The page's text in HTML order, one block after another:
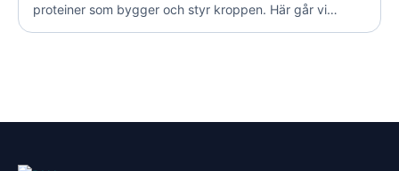
proteiner som bygger och styr kroppen. Här går vi
igenom hela förloppet steg för steg, från gen till färdig